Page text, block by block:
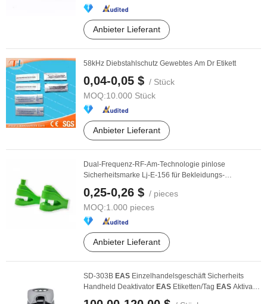
Anbieter Lieferant
58kHz Diebstahlschutz Gewebtes Am Dr Etikett
0,04-0,05 $ / Stück
MOQ:10.000 Stück
Anbieter Lieferant
Dual-Frequenz-RF-Am-Technologie pinlose
Sicherheitsmarke Lj-E-156 für Bekleidungs-
0,25-0,26 $ / pieces
MOQ:1.000 pieces
Anbieter Lieferant
SD-303B EAS Einzelhandelsgeschäft Sicherheits
Handheld Deaktivator EAS Etiketten/Tag EAS Aktivator